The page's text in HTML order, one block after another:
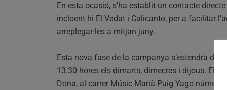
En esta ocasió, s’ha establit un contacte
incloent-hi El Vedat i Calicanto, per a facilitar
arreplegar-les a mitjan juny.
Esta nova fase de la campanya s’estendrà
13.30 hores els dimarts, dimecres i dijous. Els
Dona, al carrer Músic Marià Puig Yago número 8.